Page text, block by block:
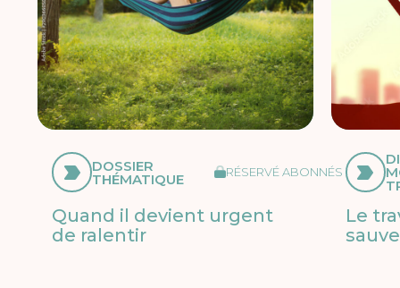
DOSSIER
THÉMATIQUE RÉSERVÉ ABONNÉS
Quand il devient urgent
de ralentir
Le